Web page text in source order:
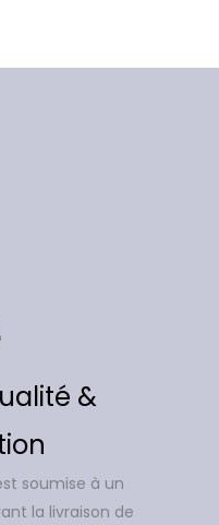
&
soumise à un
la livraison de